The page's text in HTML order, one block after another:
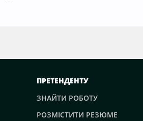
ПРЕТЕНДЕНТУ
ЗНАЙТИ РОБОТУ
РОЗМІСТИТИ РЕЗЮМЕ